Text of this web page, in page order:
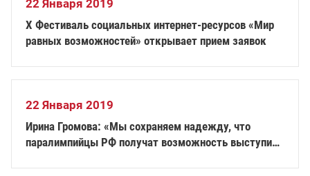
22 Января 2019
X Фестиваль социальных интернет-ресурсов «Мир
равных возможностей» открывает прием заявок
22 Января 2019
Ирина Громова: «Мы сохраняем надежду, что
паралимпийцы РФ получат возможность выступить